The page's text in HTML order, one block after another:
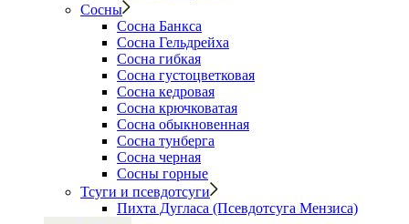
Сосны
Сосна Банкса
Сосна Гельдрейха
Сосна гибкая
Сосна густоцветковая
Сосна кедровая
Сосна крючковатая
Сосна обыкновенная
Сосна тунберга
Сосна черная
Сосны горные
Тсуги и псевдотсуги
Пихта Дугласа (Псевдотсуга Мензиса)